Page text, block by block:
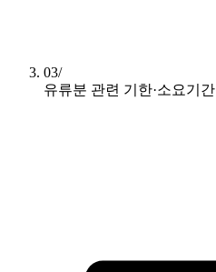
03/
유류분 관련 기한·소요기간